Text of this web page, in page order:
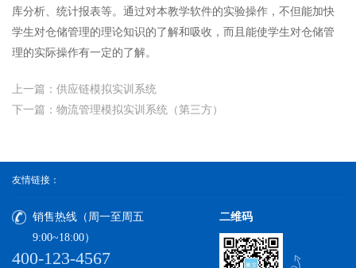
库分析、统计报表等。通过对本教学软件的实验操作，不但能加快
学生对仓储管理的理论知识的了解和吸收，而且能使学生对仓储管
理的实际操作有一定的了解。
上一篇：供应链模拟实训系统
下一篇：物流管理模拟实训系统（第三方）
友情链接：
二维码
销售热线（周一至周五
9:00~18:00）
400-123-4567